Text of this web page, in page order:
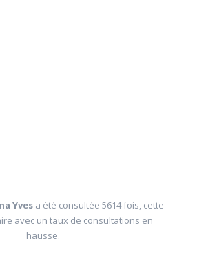
Yves a été consultée 5614 fois, cette
avec un taux de consultations en
hausse.